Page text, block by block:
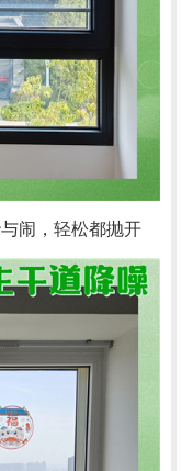
闹，轻松都抛开